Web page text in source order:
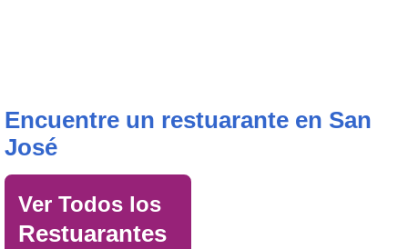
Encuentre un restuarante en San
José
Ver Todos los
Restuarantes